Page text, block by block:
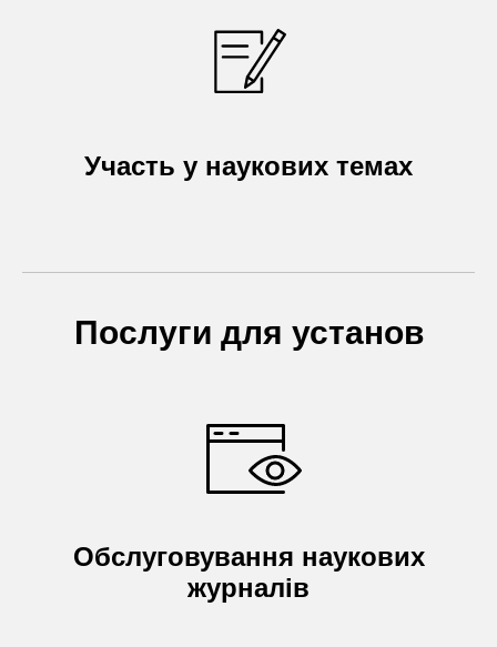
Участь у наукових темах
Послуги для установ
Обслуговування наукових
журналів